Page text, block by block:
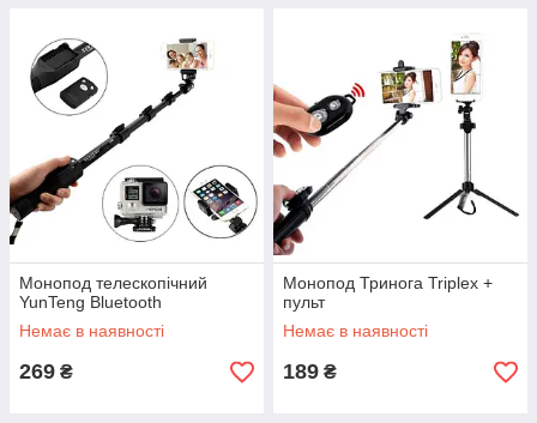
Монопод телескопічний
YunTeng Bluetooth
Немає в наявності
269 ₴
Монопод Тринога Triplex +
пульт
Немає в наявності
189 ₴